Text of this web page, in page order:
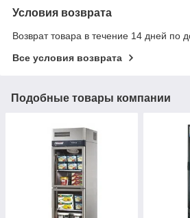
Условия возврата
Возврат товара в течение 14 дней по
Все условия возврата
Подобные товары компании